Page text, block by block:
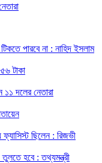
পারবে না : নাহিদ ইসলাম
টাকা
১১ দলের নেতারা
ফ্যাসিস্ট ছিলেন : রিজভী
তুলতে হবে : তথ্যমন্ত্রী